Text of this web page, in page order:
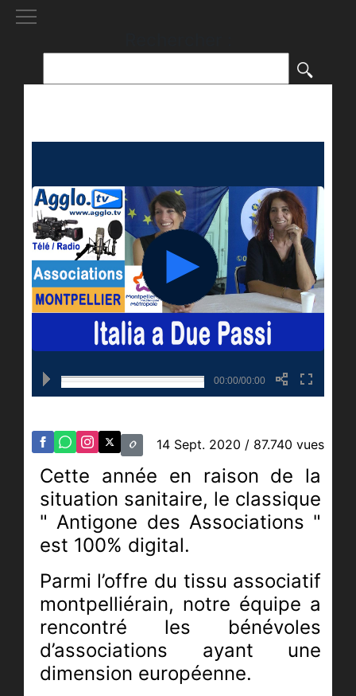
00:00/00:00
14 Sept. 2020 / 87.740 vues
Cette année en raison de la
situation sanitaire, le classique
" Antigone des Associations "
est 100% digital.
Parmi l’offre du tissu associatif
montpelliérain, notre équipe a
rencontré les bénévoles
d’associations ayant une
dimension européenne.